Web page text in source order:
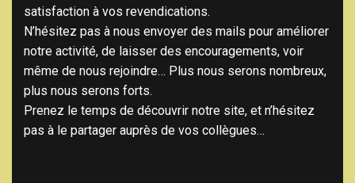
satisfaction à vos revendications.
N’hésitez pas à nous envoyer des mails pour améliorer
notre activité, de laisser des encouragements, voir
même de nous rejoindre… Plus nous serons nombreux,
plus nous serons forts.
Prenez le temps de découvrir notre site, et n’hésitez
pas à le partager auprès de vos collègues…